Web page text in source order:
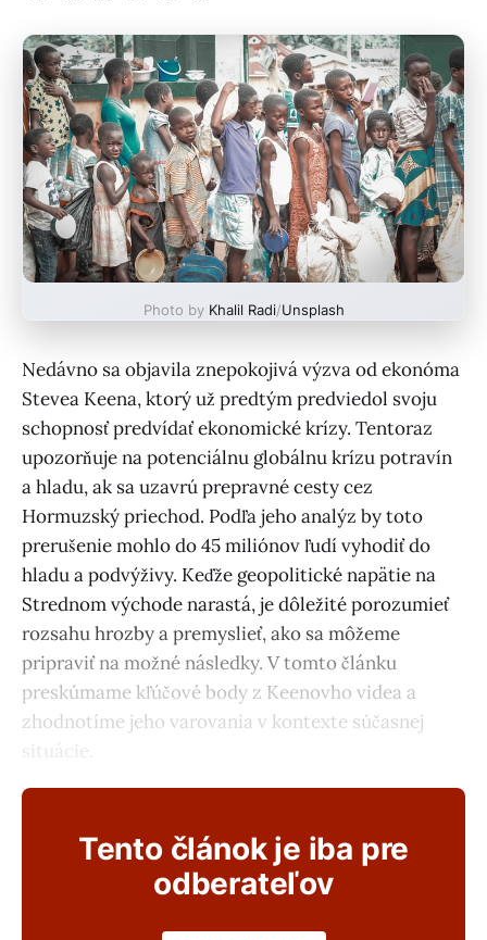
Photo by Khalil Radi/Unsplash
Nedávno sa objavila znepokojivá výzva od ekonóma
Stevea Keena, ktorý už predtým predviedol svoju
schopnosť predvídať ekonomické krízy. Tentoraz
upozorňuje na potenciálnu globálnu krízu potravín
a hladu, ak sa uzavrú prepravné cesty cez
Hormuzský priechod. Podľa jeho analýz by toto
prerušenie mohlo do 45 miliónov ľudí vyhodiť do
hladu a podvýživy. Keďže geopolitické napätie na
Strednom východe narastá, je dôležité porozumieť
rozsahu hrozby a premyslieť, ako sa môžeme
pripraviť na možné následky. V tomto článku
preskúmame kľúčové body z Keenovho videa a
zhodnotíme jeho varovania v kontexte súčasnej
situácie.
Tento článok je iba pre
odberateľov